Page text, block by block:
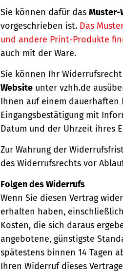
Sie können dafür das Muster-
vorgeschrieben ist. Das
und andere Print-Produkte
auch mit der Ware.
Sie können Ihr
Website unter vzhh.de
Ihnen auf einem dauerhaften
Eingangsbestätigung mit
Datum und der Uhrzeit ihres
Zur Wahrung der
des Widerrufsrechts vor
Folgen des Widerrufs
Wenn Sie diesen Vertrag
erhalten haben,
Kosten, die sich daraus
angebotene, günstigste
spätestens binnen 14 Tagen
Ihren Widerruf dieses